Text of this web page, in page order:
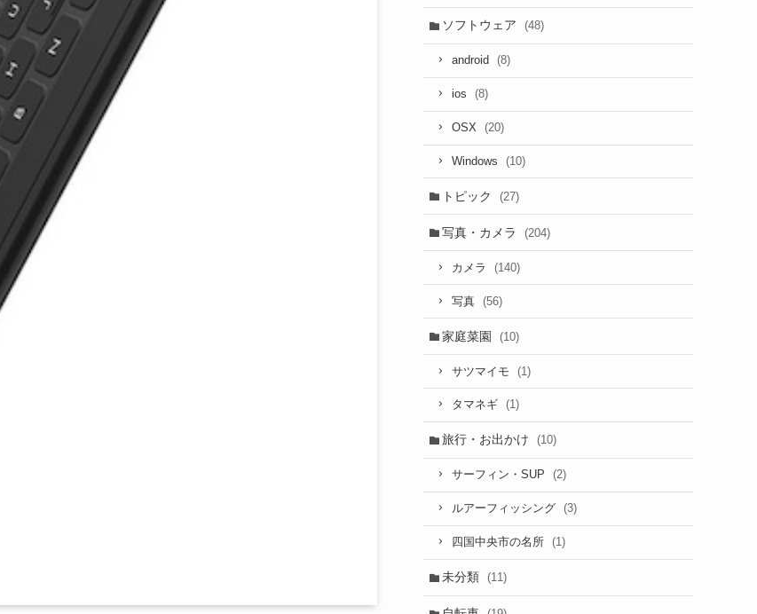
ソフトウェア (48)
android (8)
ios (8)
OSX (20)
Windows (10)
トピック (27)
写真・カメラ (204)
カメラ (140)
写真 (56)
家庭菜園 (10)
サツマイモ (1)
タマネギ (1)
旅行・お出かけ (10)
サーフィン・SUP (2)
ルアーフィッシング (3)
四国中央市の名所 (1)
未分類 (11)